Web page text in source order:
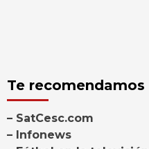
Te recomendamos
– SatCesc.com
– Infonews